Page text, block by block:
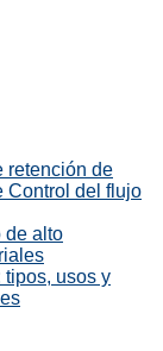
retención de
Control del flujo
de alto
tipos, usos y